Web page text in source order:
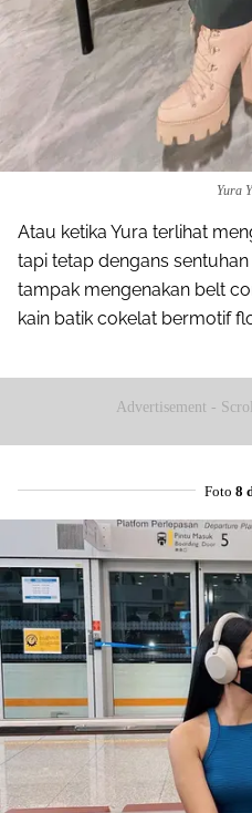
Yura
Atau ketika Yura terlihat
tapi tetap dengans
tampak mengenakan belt
kain batik cokelat bermotif
Advertisement -
Foto 8